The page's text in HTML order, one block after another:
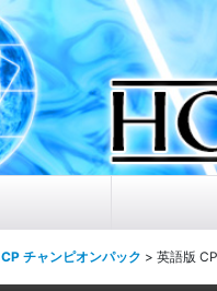
CP チャンピオンパック > 英語版